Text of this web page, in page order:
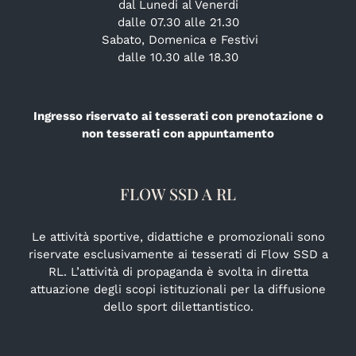
dal Lunedi al Venerdi
dalle 07.30 alle 21.30
Sabato, Domenica e Festivi
dalle 10.30 alle 18.30
Ingresso riservato ai tesserati con prenotazione o
non tesserati con appuntamento
FLOW SSD A RL
Le attività sportive, didattiche e promozionali sono
riservate esclusivamente ai tesserati di Flow SSD a
RL. L’attività di propaganda è svolta in diretta
attuazione degli scopi istituzionali per la diffusione
dello sport dilettantistico.